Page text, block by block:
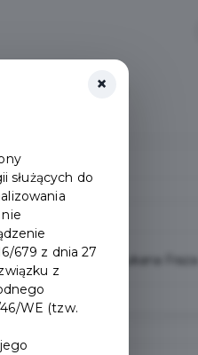
Punkty obsługi
×
służących do
679 z dnia 27
z
WE (tzw.